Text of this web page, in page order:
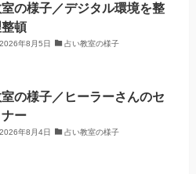
の様子／デジタル環境を整
頓
2026年8月5日 占い教室の様子
の様子／ヒーラーさんのセ
ナー
2026年8月4日 占い教室の様子